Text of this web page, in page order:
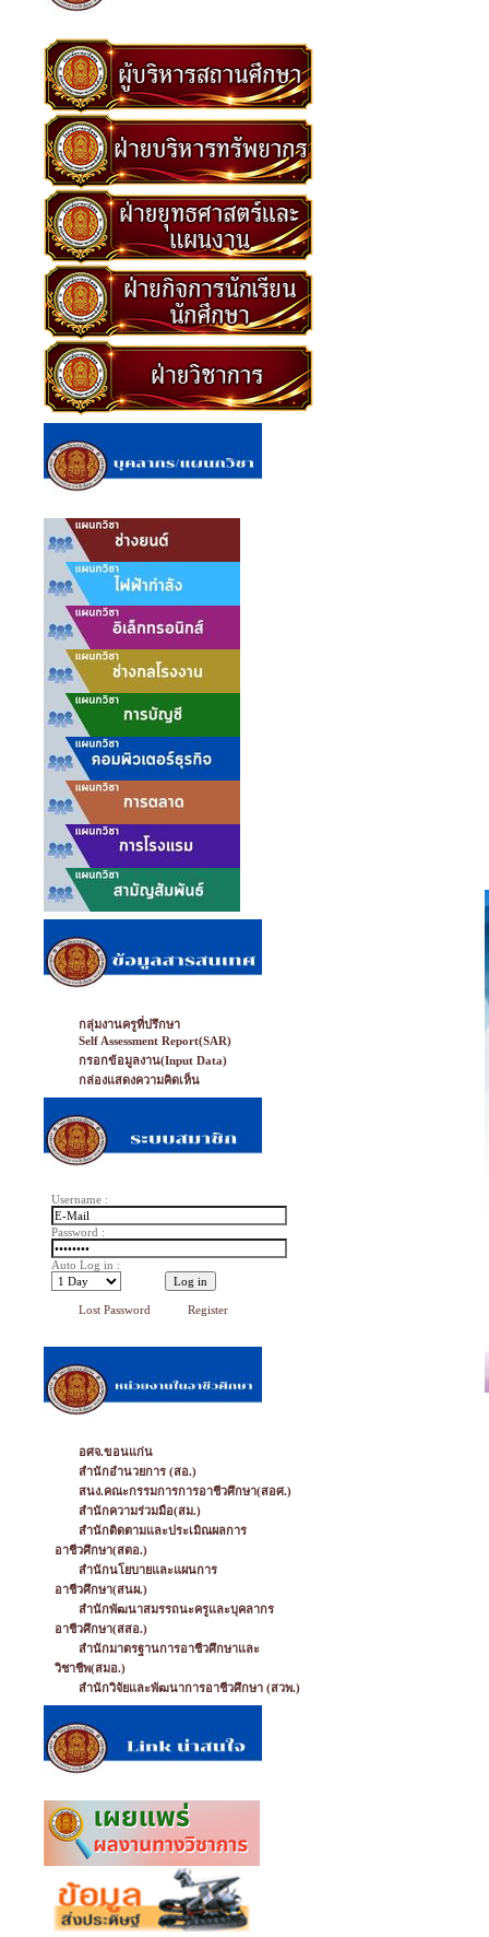
กลุ่มงานครูที่ปรึกษา
Self Assessment Report(SAR)
กรอกข้อมูลงาน(Input Data)
กล่องแสดงความคิดเห็น
Username :
Password :
Auto Log in :
Lost Password Register
อศจ.ขอนแก่น
สำนักอำนวยการ (สอ.)
สนง.คณะกรรมการการอาชีวศึกษา(สอศ.)
สำนักความร่วมมือ(สม.)
สำนักติดตามและประเมิณผลการ
อาชีวศึกษา(สตอ.)
สำนักนโยบายและแผนการ
อาชีวศึกษา(สนผ.)
สำนักพัฒนาสมรรถนะครูและบุคลากร
อาชีวศึกษา(สสอ.)
สำนักมาตรฐานการอาชีวศึกษาและ
วิชาชีพ(สมอ.)
สำนักวิจัยและพัฒนาการอาชีวศึกษา (สวพ.)